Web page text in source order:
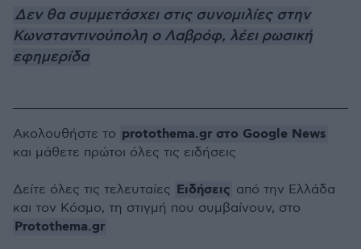
Δεν θα συμμετάσχει στις συνομιλίες στην
Κωνσταντινούπολη ο Λαβρόφ, λέει ρωσική
εφημερίδα
Ακολουθήστε το protothema.gr στο Google News
και μάθετε πρώτοι όλες τις ειδήσεις
Δείτε όλες τις τελευταίες Ειδήσεις από την Ελλάδα
και τον Κόσμο, τη στιγμή που συμβαίνουν, στο
Protothema.gr